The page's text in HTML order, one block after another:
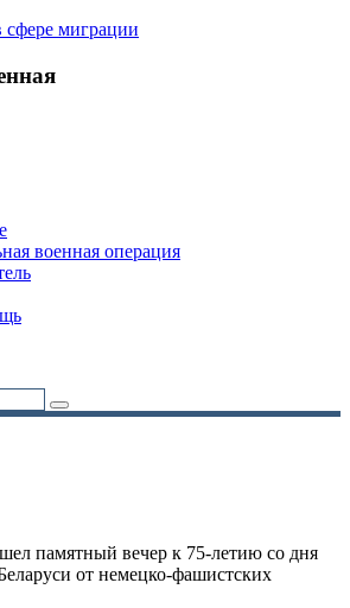
военная операция
памятный вечер к 75-летию со дня
от немецко-фашистских